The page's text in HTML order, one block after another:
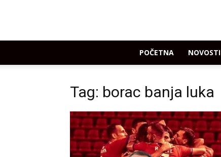
POČETNA NOVOSTI
Tag: borac banja luka